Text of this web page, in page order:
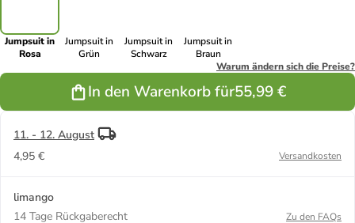
Jumpsuit in
Rosa
Jumpsuit in
Grün
Jumpsuit in
Schwarz
Jumpsuit in
Braun
Warum ändern sich die Preise?
In den Warenkorb für55,99 €
11. - 12. August
4,95 €
Versandkosten
limango
14 Tage Rückgaberecht
Zu den FAQs